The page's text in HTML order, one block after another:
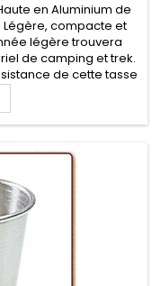
en Aluminium de
compacte et
légère trouvera
de camping et trek.
de cette tasse